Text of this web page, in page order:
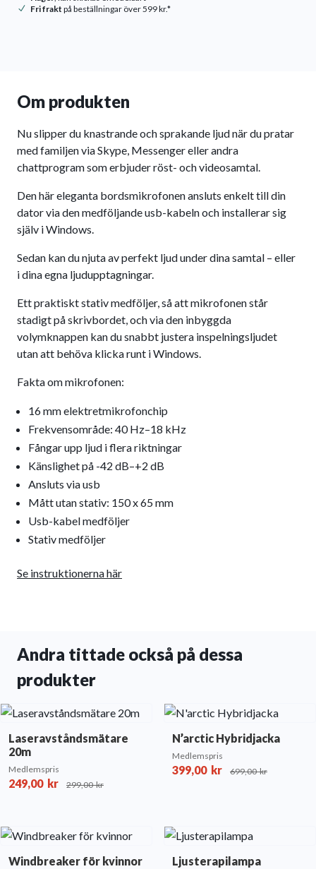
Fri frakt på beställningar över 599 kr.*
Om produkten
Nu slipper du knastrande och sprakande ljud när du pratar
med familjen via Skype, Messenger eller andra
chattprogram som erbjuder röst- och videosamtal.
Den här eleganta bordsmikrofonen ansluts enkelt till din
dator via den medföljande usb-kabeln och installerar sig
själv i Windows.
Sedan kan du njuta av perfekt ljud under dina samtal – eller
i dina egna ljudupptagningar.
Ett praktiskt stativ medföljer, så att mikrofonen står
stadigt på skrivbordet, och via den inbyggda
volymknappen kan du snabbt justera inspelningsljudet
utan att behöva klicka runt i Windows.
Fakta om mikrofonen:
16 mm elektretmikrofonchip
Frekvensområde: 40 Hz–18 kHz
Fångar upp ljud i flera riktningar
Känslighet på -42 dB–+2 dB
Ansluts via usb
Mått utan stativ: 150 x 65 mm
Usb-kabel medföljer
Stativ medföljer
Se instruktionerna här
Andra tittade också på dessa
produkter
Laseravståndsmätare
20m
Medlemspris
249,00 kr 299,00kr
N’arctic Hybridjacka
Medlemspris
399,00 kr 699,00kr
Windbreaker för kvinnor Ljusterapilampa